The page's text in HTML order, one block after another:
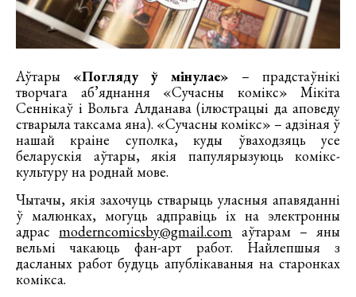
Аўтары «Погляду ў мінулае» – прадстаўнікі
творчага аб’яднання «Сучасны комікс» Мікіта
Сеннікаў і Вольга Алданава (ілюстрацыі да аповеду
стварыла таксама яна). «Сучасны комікс» – адзіная ў
нашай краіне суполка, куды ўваходзяць усе
беларускія аўтары, якія папулярызуюць комікс-
культуру на роднай мове.
Чытачы, якія захочуць стварыць уласныя апавяданні
ў малюнках, могуць адправіць іх на электронны
адрасmoderncomicsby@gmail.com аўтарам – яны
вельмі чакаюць фан-арт работ. Найлепшыя з
дасланых работ будуць апублікаваныя на старонках
комікса.